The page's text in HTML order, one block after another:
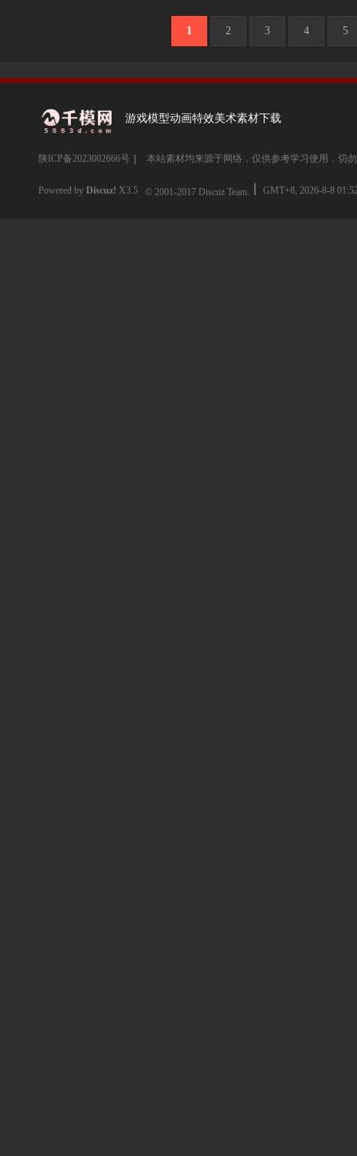
1 2 3 4 5
游戏模型动画特效美术素材下载
陕ICP备2023002666号 本站素材均来源于网络，仅供参考学习使用，切
Powered by Discuz! X3.5 © 2001-2017 Discuz Team. GMT+8, 2026-8-8